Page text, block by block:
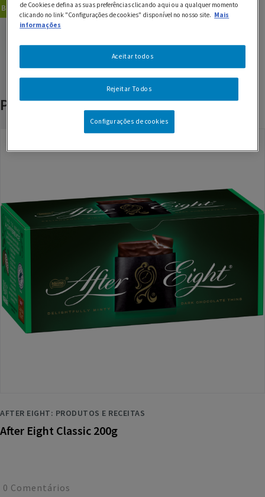
GUARDAR RECEITA
Bebidas Bebidas Quentes
Produtos relacionados
AFTER EIGHT: PRODUTOS E RECEITAS
After Eight Classic 200g
0 Comentários
de Cookies e defina as suas preferências clicando aqui ou a qualquer momento
clicando no link "Configurações de cookies" disponível no nosso site. Mais
informações
Rejeitar Todos
Aceitar todos
Configurações de cookies